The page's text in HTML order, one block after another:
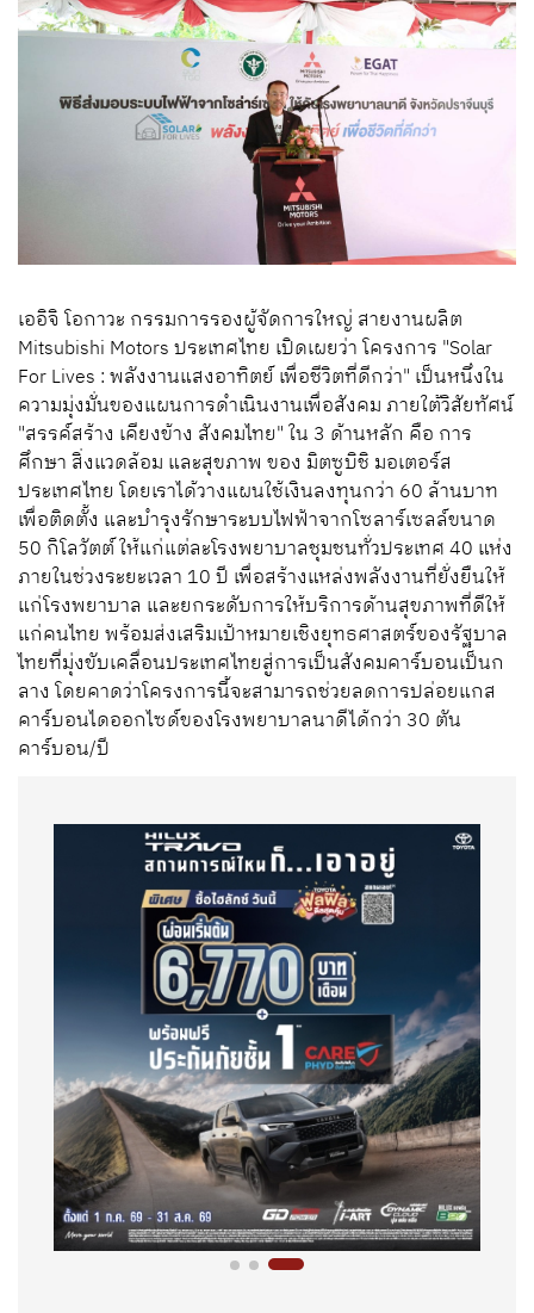
เออิจิ โอกาวะ กรรมการรองผู้จัดการใหญ่ สายงานผลิต
Mitsubishi Motors ประเทศไทย เปิดเผยว่า โครงการ "Solar
For Lives : พลังงานแสงอาทิตย์ เพื่อชีวิตที่ดีกว่า" เป็นหนึ่งใน
ความมุ่งมั่นของแผนการดำเนินงานเพื่อสังคม ภายใต้วิสัยทัศน์
"สรรค์สร้าง เคียงข้าง สังคมไทย" ใน 3 ด้านหลัก คือ การ
ศึกษา สิ่งแวดล้อม และสุขภาพ ของ มิตซูบิชิ มอเตอร์ส
ประเทศไทย โดยเราได้วางแผนใช้เงินลงทุนกว่า 60 ล้านบาท
เพื่อติดตั้ง และบำรุงรักษาระบบไฟฟ้าจากโซลาร์เซลล์ขนาด
50 กิโลวัตต์ ให้แก่แต่ละโรงพยาบาลชุมชนทั่วประเทศ 40 แห่ง
ภายในช่วงระยะเวลา 10 ปี เพื่อสร้างแหล่งพลังงานที่ยั่งยืนให้
แก่โรงพยาบาล และยกระดับการให้บริการด้านสุขภาพที่ดีให้
แก่คนไทย พร้อมส่งเสริมเป้าหมายเชิงยุทธศาสตร์ของรัฐบาล
ไทยที่มุ่งขับเคลื่อนประเทศไทยสู่การเป็นสังคมคาร์บอนเป็นก
ลาง โดยคาดว่าโครงการนี้จะสามารถช่วยลดการปล่อยแกส
คาร์บอนไดออกไซด์ของโรงพยาบาลนาดีได้กว่า 30 ตัน
คาร์บอน/ปี